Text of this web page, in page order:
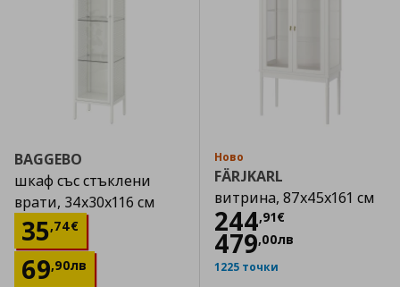
BAGGEBO
шкаф със стъклени
врати, 34x30x116 см
35,74€
Цена
69,90лв
Ново
FÄRJKARL
витрина, 87x45x161 см
244,91€
Цена
479,00лв
1225 точки